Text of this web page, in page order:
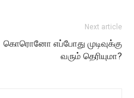
Next article
கொரொனோ எப்போது முடிவுக்கு
வரும் தெரியுமா?